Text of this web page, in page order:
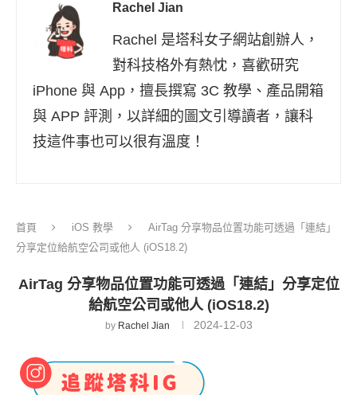
Rachel Jian
Rachel 是塔科女子網站創辦人，
對科技格外有熱忱，喜歡研究
iPhone 與 App，擅長撰寫 3C 教學、產品開箱
與 APP 評測，以詳細的圖文引導讀者，讓科
技這件事也可以很有溫度！
首頁 iOS 教學
AirTag 分享物品位置功能可透過「連結」
分享定位給航空公司或他人 (iOS18.2)
AirTag 分享物品位置功能可透過「連結」分享定位
給航空公司或他人 (iOS18.2)
by Rachel Jian 2024-12-03